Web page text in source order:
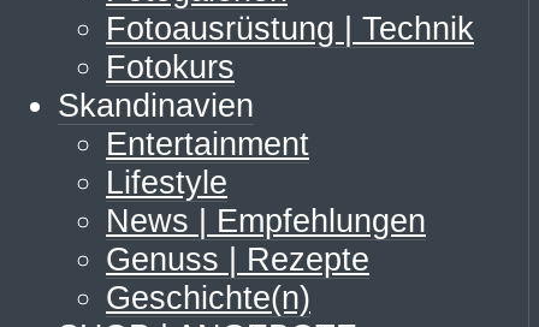
Fotoausrüstung | Technik
Fotokurs
Skandinavien
Entertainment
Lifestyle
News | Empfehlungen
Genuss | Rezepte
Geschichte(n)